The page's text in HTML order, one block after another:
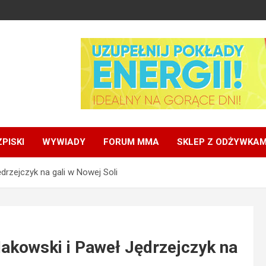
WYWIADY FORUM MMA SKLEP Z
na gali w Nowej Soli
i Paweł Jędrzejczyk na